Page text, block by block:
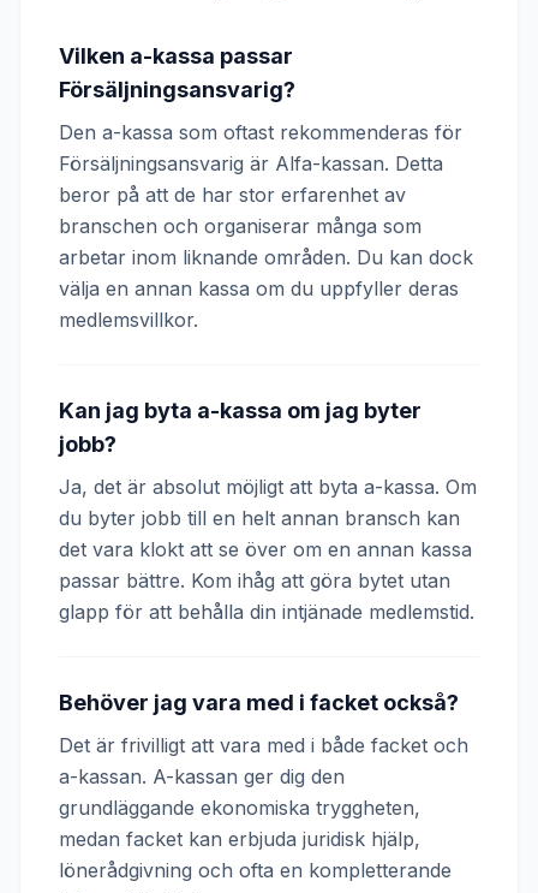
Vilken a-kassa passar
Försäljningsansvarig?
Den a-kassa som oftast rekommenderas för
Försäljningsansvarig är Alfa-kassan. Detta
beror på att de har stor erfarenhet av
branschen och organiserar många som
arbetar inom liknande områden. Du kan dock
välja en annan kassa om du uppfyller deras
medlemsvillkor.
Kan jag byta a-kassa om jag byter
jobb?
Ja, det är absolut möjligt att byta a-kassa. Om
du byter jobb till en helt annan bransch kan
det vara klokt att se över om en annan kassa
passar bättre. Kom ihåg att göra bytet utan
glapp för att behålla din intjänade medlemstid.
Behöver jag vara med i facket också?
Det är frivilligt att vara med i både facket och
a-kassan. A-kassan ger dig den
grundläggande ekonomiska tryggheten,
medan facket kan erbjuda juridisk hjälp,
lönerådgivning och ofta en kompletterande